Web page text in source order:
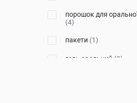
Київфармгруп
порошок для оральної
(4)
пакети (1)
гель оральний (2)